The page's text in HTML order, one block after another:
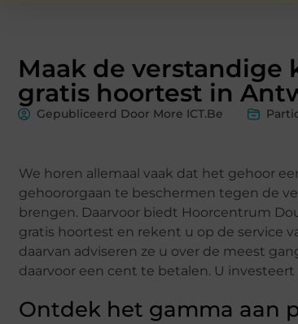
Maak de verstandige
gratis hoortest in
Gepubliceerd Door More ICT.Be
We horen allemaal vaak dat het gehoor
gehoororgaan te beschermen tegen de
brengen. Daarvoor biedt Hoorcentrum
gratis hoortest en rekent u op de service
daarvan adviseren ze u over de meest
daarvoor een cent te betalen. U
Ontdek het gamma aan